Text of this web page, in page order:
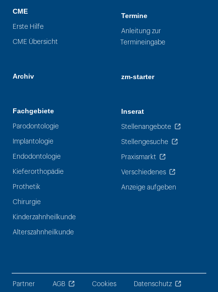
CME
Erste Hilfe
CME Übersicht
Archiv
Fachgebiete
Parodontologie
Implantologie
Endodontologie
Kieferorthopädie
Prothetik
Chirurgie
Kinderzahnheilkunde
Alterszahnheilkunde
Termine
Anleitung zur
Termineingabe
zm-starter
Inserat
Stellenangebote
Stellengesuche
Praxismarkt
Verschiedenes
Anzeige aufgeben
Partner AGB Cookies Datenschutz